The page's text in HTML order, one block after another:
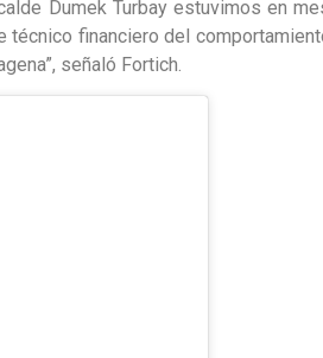
Dumek Turbay estuvimos en
financiero del
señaló Fortich.